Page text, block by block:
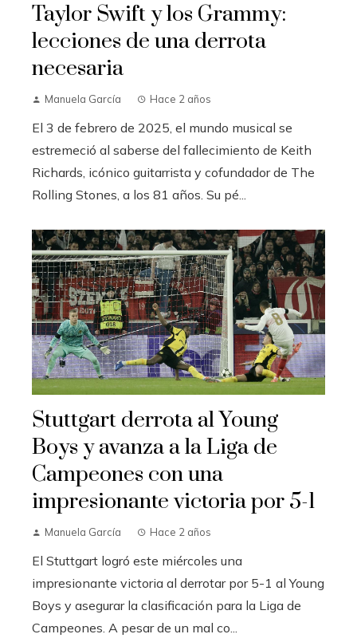
Taylor Swift y los Grammy:
lecciones de una derrota
necesaria
Manuela García Hace 2 años
El 3 de febrero de 2025, el mundo musical se
estremeció al saberse del fallecimiento de Keith
Richards, icónico guitarrista y cofundador de The
Rolling Stones, a los 81 años. Su pé...
Stuttgart derrota al Young
Boys y avanza a la Liga de
Campeones con una
impresionante victoria por 5-1
Manuela García Hace 2 años
El Stuttgart logró este miércoles una
impresionante victoria al derrotar por 5-1 al Young
Boys y asegurar la clasificación para la Liga de
Campeones. A pesar de un mal co...